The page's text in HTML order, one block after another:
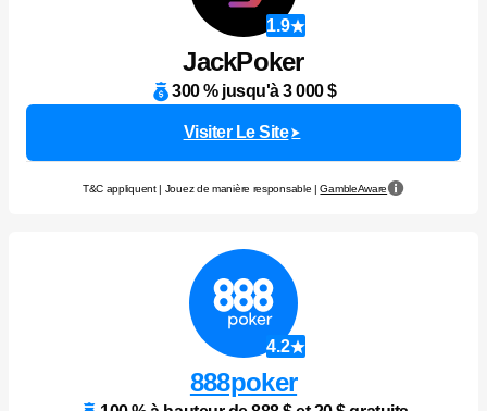
1.9
JackPoker
300 % jusqu'à 3 000 $
Visiter Le Site
T&C appliquent | Jouez de manière responsable |GambleAware
4.2
888poker